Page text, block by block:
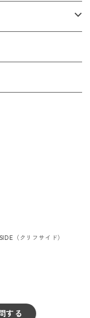
する
（クリフサイド）